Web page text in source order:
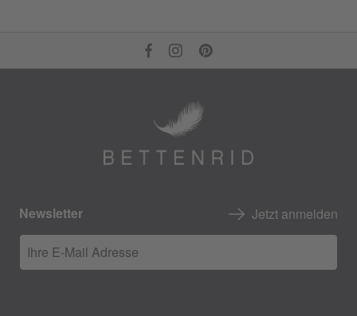
Newsletter Jetzt anmelden
Ihre E-Mail Adresse